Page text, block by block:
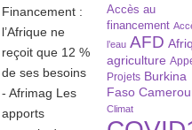
Financement :
l’Afrique ne
reçoit que 12 %
de ses besoins
- Afrimag Les
apports
Accès au
financement
l’eau AFD
agriculture
Projets Burkina
Faso
Climat